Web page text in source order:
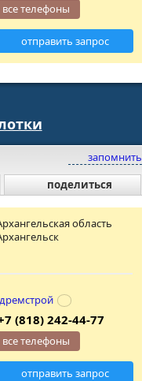
все телефоны
отправить запрос
запомнить
поделиться
область
(818) 242-44-77
все телефоны
отправить запрос